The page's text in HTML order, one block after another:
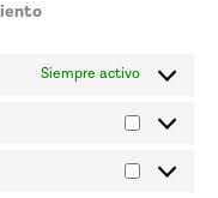
Siempre activo